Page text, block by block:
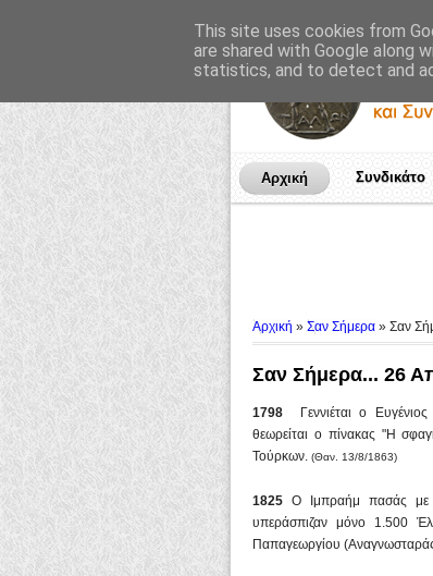
Αρχική Συνδικάτο
Αρχική » Σαν Σήμερα » Σαν
Σαν Σήμερα... 26
1798
Γεννιέται ο
θεωρείται ο πίνακας "Η
Τούρκων. (Θαν. 13/8/1863)
1825 Ο Ιμπραήμ πασάς με
υπεράσπιζαν μόνο 1.500
Παπαγεωργίου
This site uses cookies from
are shared with Google along
statistics, and to detect and